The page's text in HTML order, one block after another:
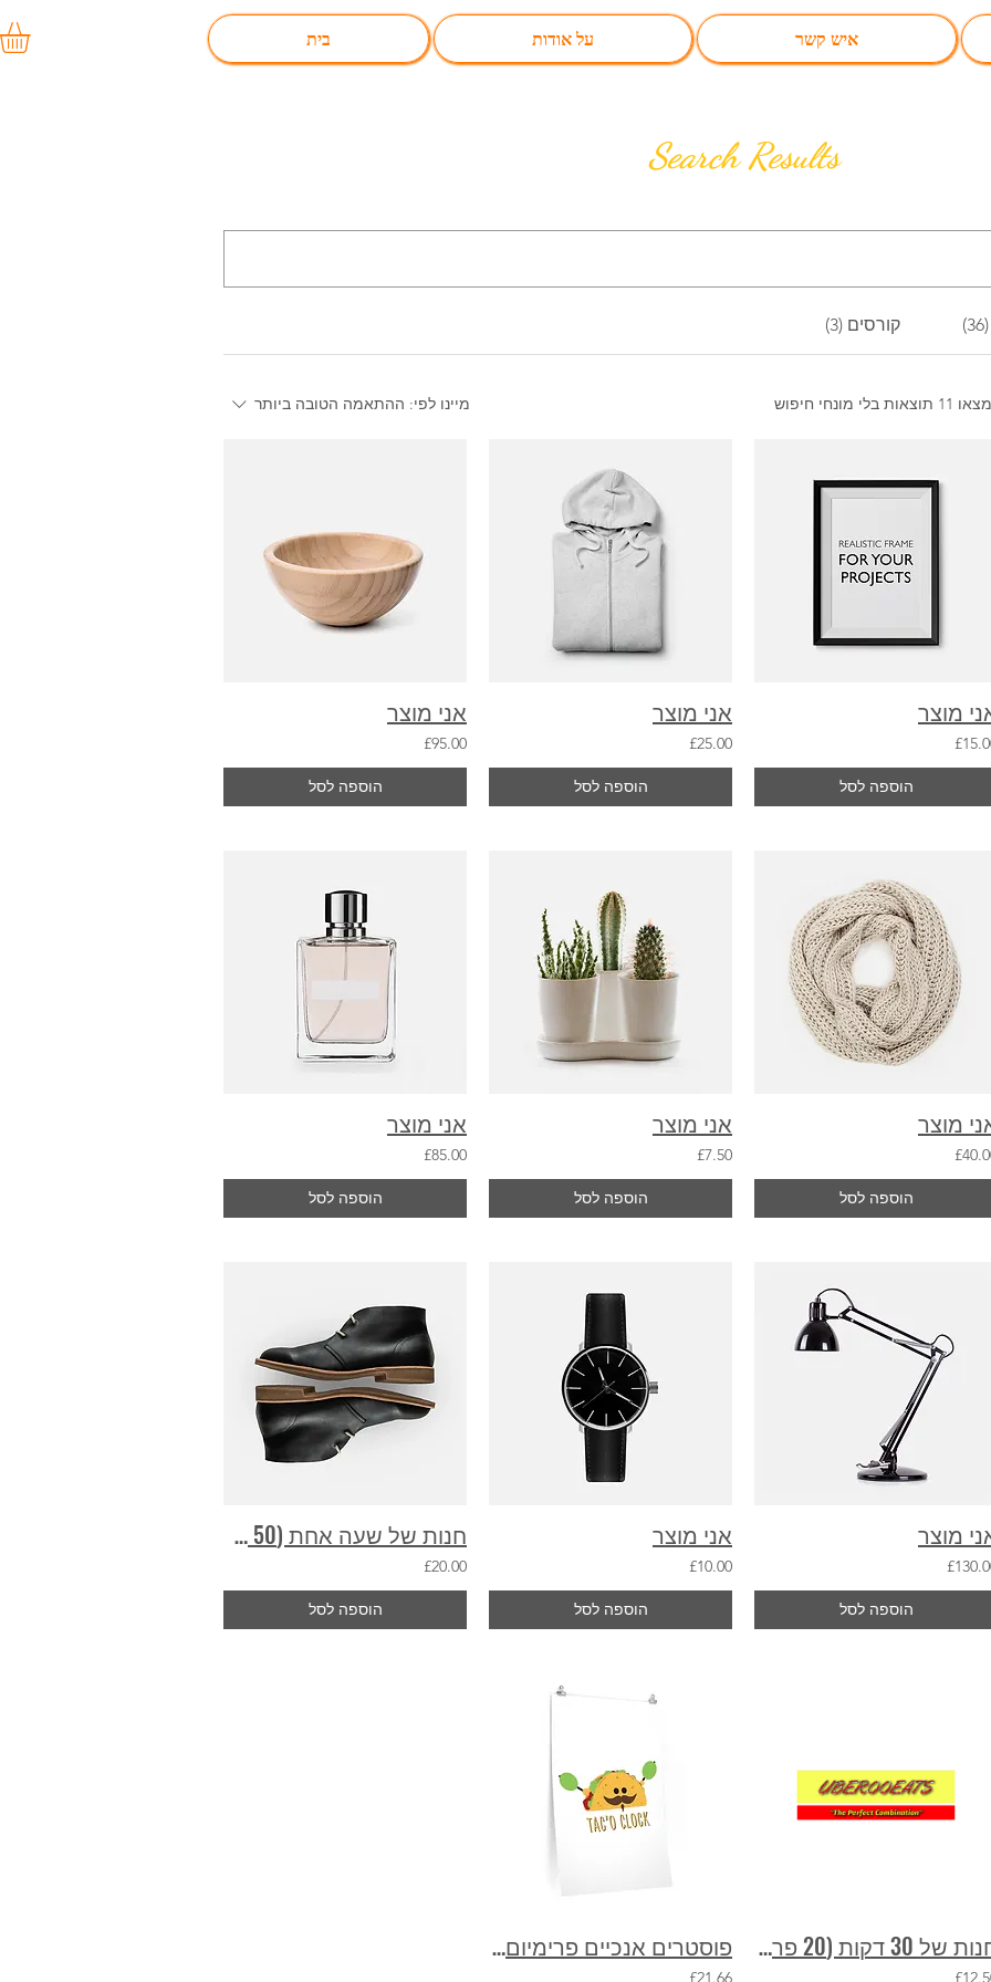
בית על אודות איש קשר
Search Results
קורסים (3)
תוצאות בלי מונחי חיפוש מיינו לפי: ההתאמה הטובה ביותר
מוצר
הוספה לסל
אני מוצר
£25.00
הוספה לסל
אני מוצר
£95.00
הוספה לסל
מוצר
הוספה לסל
אני מוצר
£7.50
הוספה לסל
אני מוצר
£85.00
הוספה לסל
מוצר
הוספה לסל
אני מוצר
£10.00
הוספה לסל
חנות של שעה אחת (50 פריטים)
£20.00
הוספה לסל
חנות של 30 דקות (20 פריטים) פוסטרים אנכיים פרימיום מט
£21.66